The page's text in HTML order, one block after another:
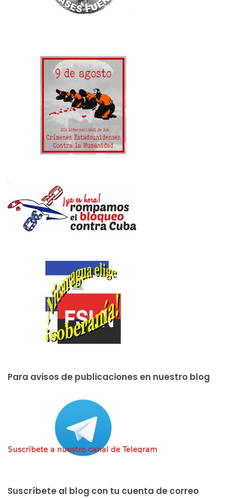
Para avisos de publicaciones en nuestro blog
Suscríbete al blog con tu cuenta de correo